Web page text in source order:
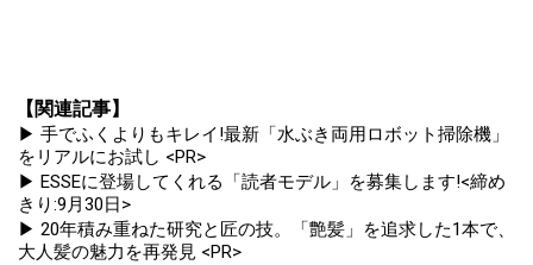
【関連記事】
▶ 手でふくよりもキレイ!最新「水ぶき両用ロボット掃除機」
をリアルにお試し <PR>
▶ ESSEに登場してくれる「読者モデル」を募集します!<締め
きり:9月30日>
▶ 20年積み重ねた研究と匠の技。「艶髪」を追求した1本で、
大人髪の魅力を再発見 <PR>